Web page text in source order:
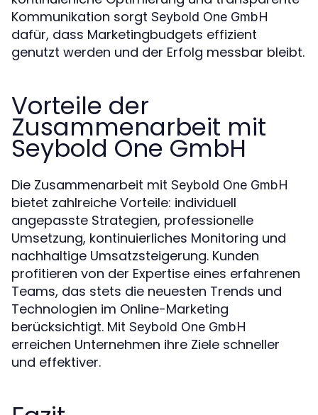
Kommunikation sorgt Seybold One GmbH
dafür, dass Marketingbudgets effizient
genutzt werden und der Erfolg messbar bleibt.
Vorteile der
Zusammenarbeit mit
Seybold One GmbH
Die Zusammenarbeit mit Seybold One GmbH
bietet zahlreiche Vorteile: individuell
angepasste Strategien, professionelle
Umsetzung, kontinuierliches Monitoring und
nachhaltige Umsatzsteigerung. Kunden
profitieren von der Expertise eines erfahrenen
Teams, das stets die neuesten Trends und
Technologien im Online-Marketing
berücksichtigt. Mit Seybold One GmbH
erreichen Unternehmen ihre Ziele schneller
und effektiver.